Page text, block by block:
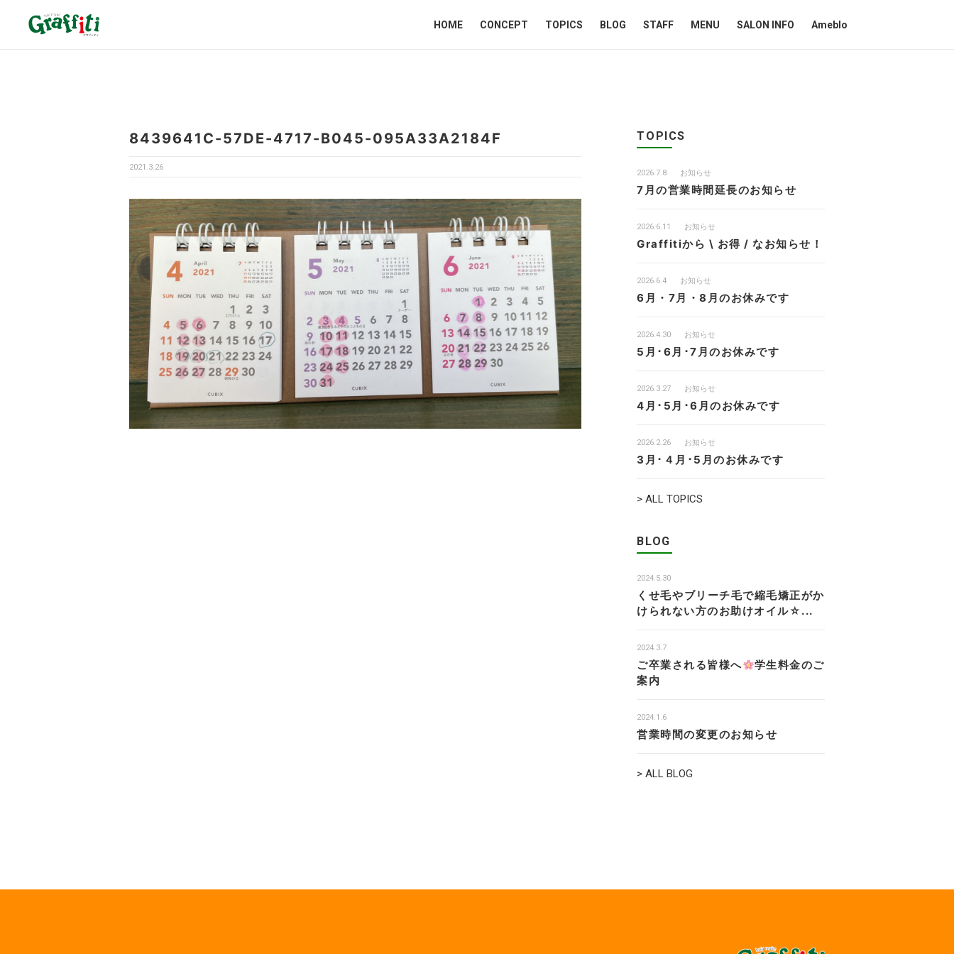
HOME CONCEPT TOPICS BLOG STAFF MENU SALON INFO Ameblo
8439641C-57DE-4717-B045-095A33A2184F
2021.3.26
TOPICS
2026.7.8 お知らせ
7月の営業時間延長のお知らせ
2026.6.11 お知らせ
Graffitiから \ お得 / なお知らせ！
2026.6.4 お知らせ
6月・7月・8月のお休みです
2026.4.30 お知らせ
5月･6月･7月のお休みです
2026.3.27 お知らせ
4月･5月･6月のお休みです
2026.2.26 お知らせ
3月･４月･5月のお休みです
> ALL TOPICS
BLOG
2024.5.30
くせ毛やブリーチ毛で縮毛矯正がか
けられない方のお助けオイル☆...
2024.3.7
ご卒業される皆様へ
学生料金のご
案内
2024.1.6
営業時間の変更のお知らせ
> ALL BLOG